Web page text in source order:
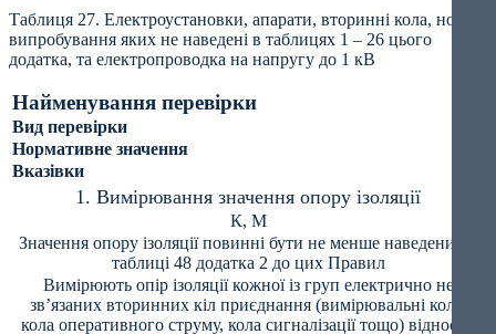
Таблиця 27. Електроустановки, апарати, вторинні кола, норми
випробування яких не наведені в таблицях 1 – 26 цього
додатка, та електропроводка на напругу до 1 кВ
Найменування перевірки
Вид перевірки
Нормативне значення
Вказівки
1. Вимірювання значення опору ізоляції
К, М
Значення опору ізоляції повинні бути не менше наведених у
таблиці 48 додатка 2 до цих Правил
Вимірюють опір ізоляції кожної із груп електрично не
зв’язаних вторинних кіл приєднання (вимірювальні кола,
кола оперативного струму, кола сигналізації тощо) відносно